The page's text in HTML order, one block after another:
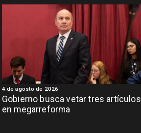
Gobierno busca vetar tres artículos
en megarreforma
4 de agosto de 2026